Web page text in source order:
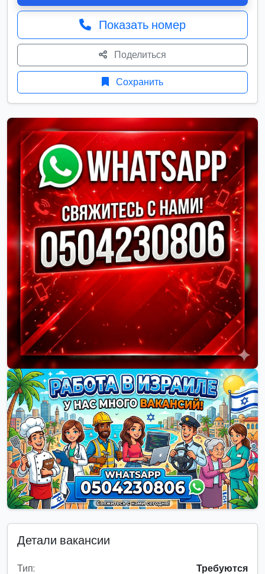
Показать номер
Поделиться
Сохранить
Детали вакансии
Тип: Требуются